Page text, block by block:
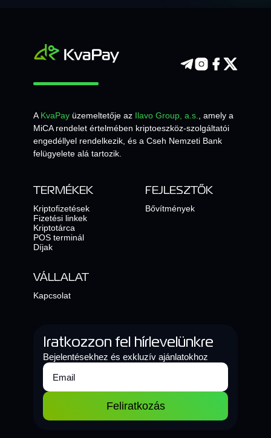
AKvaPay üzemeltetője az Ilavo Group, a.s., amely a
MiCA rendelet értelmében kriptoeszköz-szolgáltatói
engedéllyel rendelkezik, és a Cseh Nemzeti Bank
felügyelete alá tartozik.
TERMÉKEK
Kriptofizetések
Fizetési linkek
Kriptotárca
POS terminál
Díjak
FEJLESZTŐK
Bővítmények
VÁLLALAT
Kapcsolat
Iratkozzon fel hírlevelünkre
Bejelentésekhez és exkluzív ajánlatokhoz
Feliratkozás